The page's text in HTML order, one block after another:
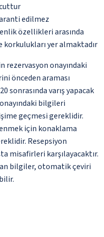
edilmez
özellikleri arasında
korkulukları yer almaktadır
onayındaki
önceden araması
sonrasında varış yapacak
bilgileri
geçmesi gereklidir.
için konaklama
Resepsiyon
misafirleri karşılayacaktır.
bilgiler, otomatik çeviri